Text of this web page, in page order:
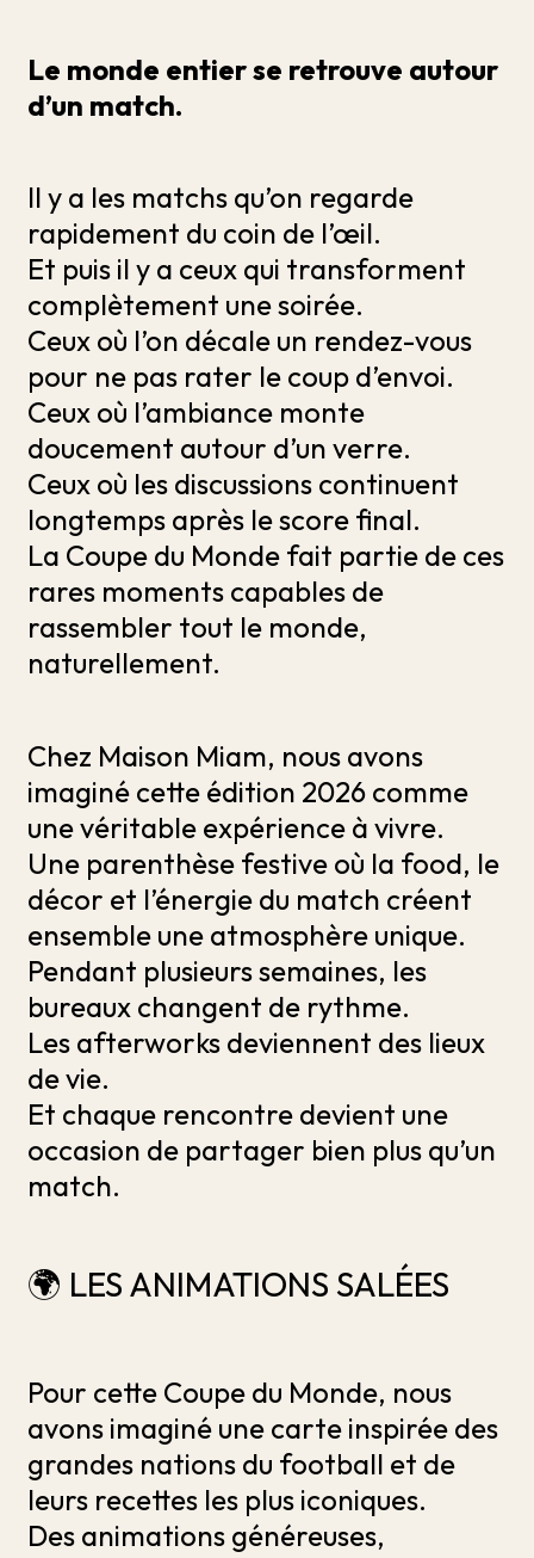
Le monde entier se retrouve autour
d’un match.
Il y a les matchs qu’on regarde
rapidement du coin de l’œil.
Et puis il y a ceux qui transforment
complètement une soirée.
Ceux où l’on décale un rendez-vous
pour ne pas rater le coup d’envoi.
Ceux où l’ambiance monte
doucement autour d’un verre.
Ceux où les discussions continuent
longtemps après le score final.
La Coupe du Monde fait partie de ces
rares moments capables de
rassembler tout le monde,
naturellement.
Chez Maison Miam, nous avons
imaginé cette édition 2026 comme
une véritable expérience à vivre.
Une parenthèse festive où la food, le
décor et l’énergie du match créent
ensemble une atmosphère unique.
Pendant plusieurs semaines, les
bureaux changent de rythme.
Les afterworks deviennent des lieux
de vie.
Et chaque rencontre devient une
occasion de partager bien plus qu’un
match.
🌍 LES ANIMATIONS SALÉES
Pour cette Coupe du Monde, nous
avons imaginé une carte inspirée des
grandes nations du football et de
leurs recettes les plus iconiques.
Des animations généreuses,